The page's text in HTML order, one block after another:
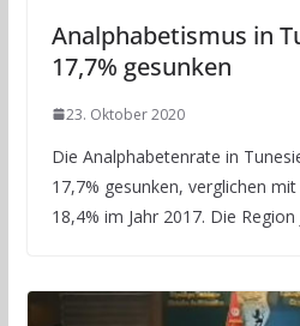
Analphabetismus in
17,7% gesunken
23. Oktober 2020
Die Analphabetenrate in
17,7% gesunken, verglichen
18,4% im Jahr 2017. Die